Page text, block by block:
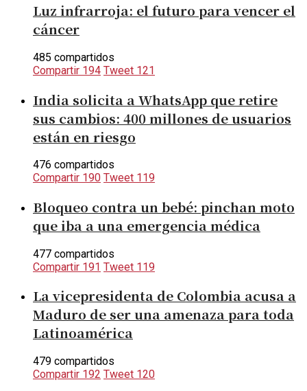
Luz infrarroja: el futuro para vencer el
cáncer
485 compartidos
Compartir 194 Tweet 121
India solicita a WhatsApp que retire
sus cambios: 400 millones de usuarios
están en riesgo
476 compartidos
Compartir 190 Tweet 119
Bloqueo contra un bebé: pinchan moto
que iba a una emergencia médica
477 compartidos
Compartir 191 Tweet 119
La vicepresidenta de Colombia acusa a
Maduro de ser una amenaza para toda
Latinoamérica
479 compartidos
Compartir 192 Tweet 120